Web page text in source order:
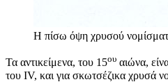
Η πίσω όψη χρυσού
Τα αντικείμενα, του 15ου αιώνα,
του ΙV, και για σκωτσέζικα χρυσά